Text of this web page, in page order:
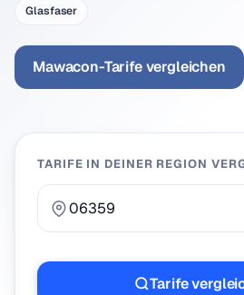
Glasfaser
Mawacon-Tarife vergleichen
TARIFE IN DEINER REGION
Tarife